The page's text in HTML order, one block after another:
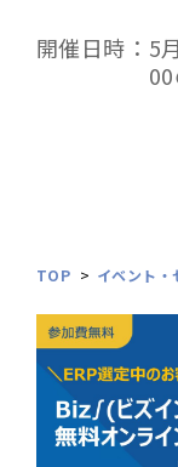
開催日時： 5
TOP イベント